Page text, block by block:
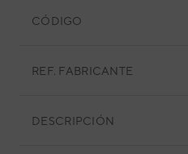
CÓDIGO
REF. FABRICANTE
DESCRIPCIÓN